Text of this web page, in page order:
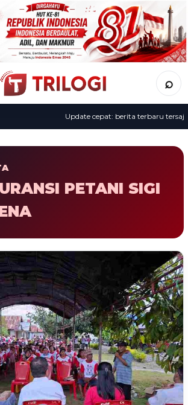
⌕
Update cepat: berita terbaru tersaji
PETANI SIGI